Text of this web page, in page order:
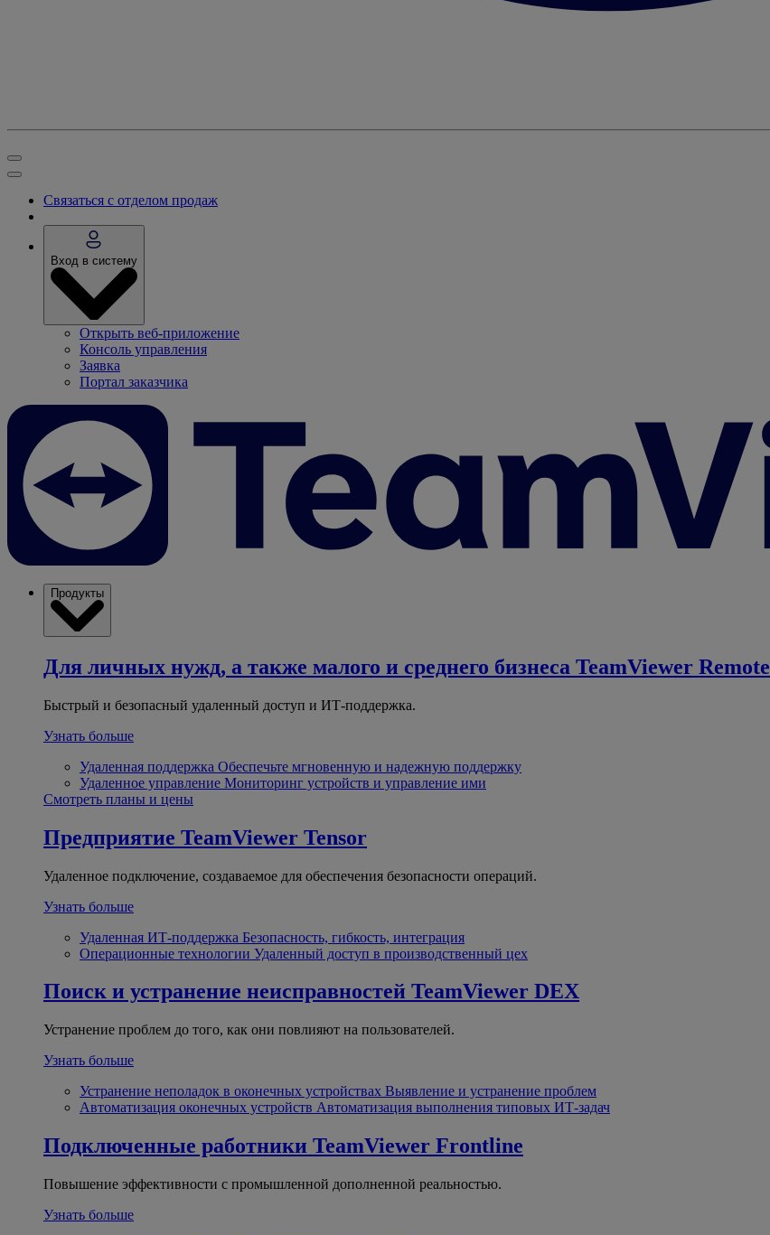
Связаться с отделом продаж
Вход в систему
Открыть веб-приложение
Консоль управления
Заявка
Портал заказчика
Продукты
Для личных нужд, а также малого и среднего бизнеса TeamViewer Remote
Быстрый и безопасный удаленный доступ и ИТ-поддержка.
Узнать больше
Удаленная поддержка Обеспечьте мгновенную и надежную поддержку
Удаленное управление Мониторинг устройств и управление ими
Смотреть планы и цены
Предприятие TeamViewer Tensor
Удаленное подключение, создаваемое для обеспечения безопасности операций.
Узнать больше
Удаленная ИТ-поддержка Безопасность, гибкость, интеграция
Операционные технологии Удаленный доступ в производственный цех
Поиск и устранение неисправностей TeamViewer DEX
Устранение проблем до того, как они повлияют на пользователей.
Узнать больше
Устранение неполадок в оконечных устройствах Выявление и устранение проблем
Автоматизация оконечных устройств Автоматизация выполнения типовых ИТ-задач
Подключенные работники TeamViewer Frontline
Повышение эффективности с промышленной дополненной реальностью.
Узнать больше